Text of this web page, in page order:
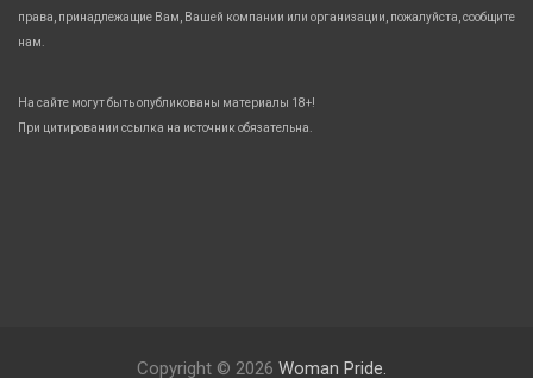
права, принадлежащие Вам, Вашей компании или организации, пожалуйста, сообщите
нам.
На сайте могут быть опубликованы материалы 18+!
При цитировании ссылка на источник обязательна.
Copyright © 2026 Woman Pride.